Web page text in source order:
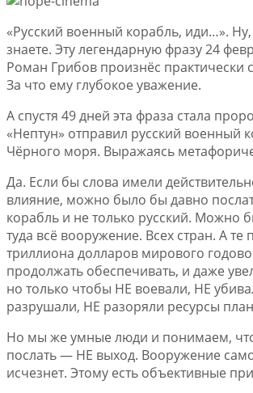
«Русский военный корабль, иди…».
знаете. Эту легендарную фразу 24
Роман Грибов произнёс практически
За что ему глубокое уважение.
А спустя 49 дней эта фраза стала
«Нептун» отправил русский военный
Чёрного моря. Выражаясь
Да. Если бы слова имели
влияние, можно было бы давно
корабль и не только русский. Можно
туда всё вооружение. Всех стран. А те
триллиона долларов мирового
продолжать обеспечивать, и даже
но только чтобы НЕ воевали, НЕ
разрушали, НЕ разоряли ресурсы
Но мы же умные люди и понимаем,
послать — НЕ выход. Вооружение
исчезнет. Этому есть объективные